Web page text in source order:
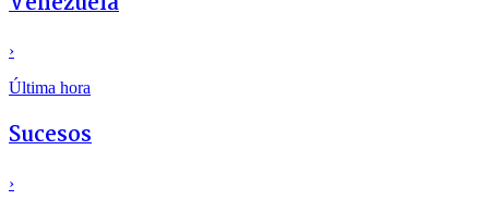
›
Última hora
Sucesos
›